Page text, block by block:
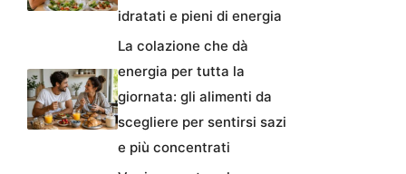
idratati e pieni di energia
La colazione che dà
energia per tutta la
giornata: gli alimenti da
scegliere per sentirsi sazi
e più concentrati